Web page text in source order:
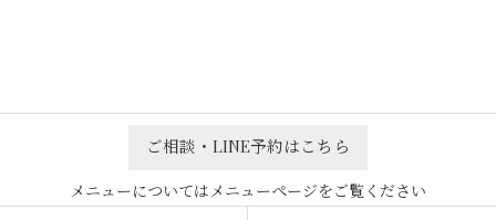
ご相談・LINE予約はこちら